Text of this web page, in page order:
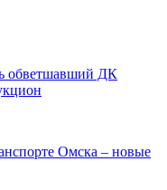
обветшавший ДК
Омска – новые